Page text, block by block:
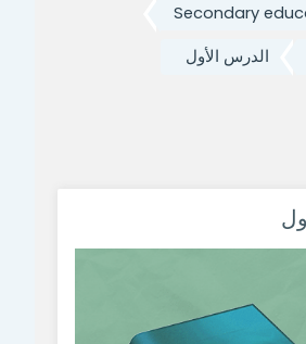
Secondary
الدرس الأول